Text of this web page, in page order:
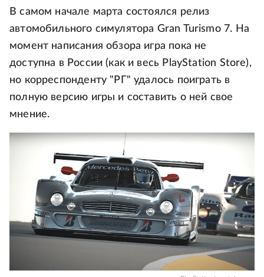
В самом начале марта состоялся релиз
автомобильного симулятора Gran Turismo 7. На
момент написания обзора игра пока не
доступна в России (как и весь PlayStation Store),
но корреспонденту "РГ" удалось поиграть в
полную версию игры и составить о ней свое
мнение.